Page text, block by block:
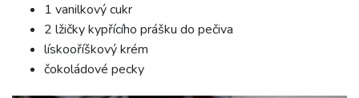
1 vanilkový cukr
2 lžičky kypřícího prášku do pečiva
lískooříškový krém
čokoládové pecky